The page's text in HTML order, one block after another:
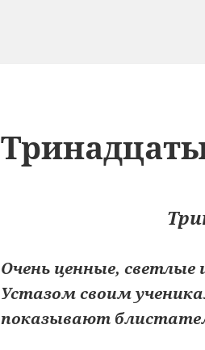
Очень ценные, светлые
Устазом своим
показывают